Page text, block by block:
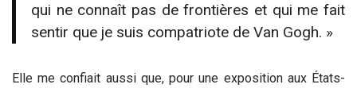
qui ne connaît pas de frontières et qui me fait
sentir que je suis compatriote de Van Gogh. »
Elle me confiait aussi que, pour une exposition aux États-